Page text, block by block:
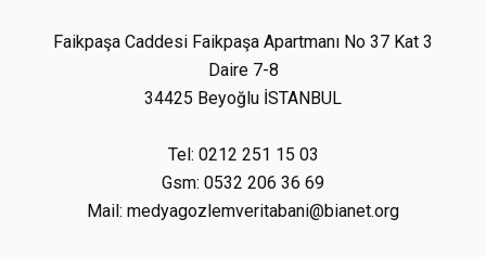
Faikpaşa Caddesi Faikpaşa Apartmanı No 37 Kat 3
Daire 7-8
34425 Beyoğlu İSTANBUL
Tel: 0212 251 15 03
Gsm: 0532 206 36 69
Mail: medyagozlemveritabani@bianet.org